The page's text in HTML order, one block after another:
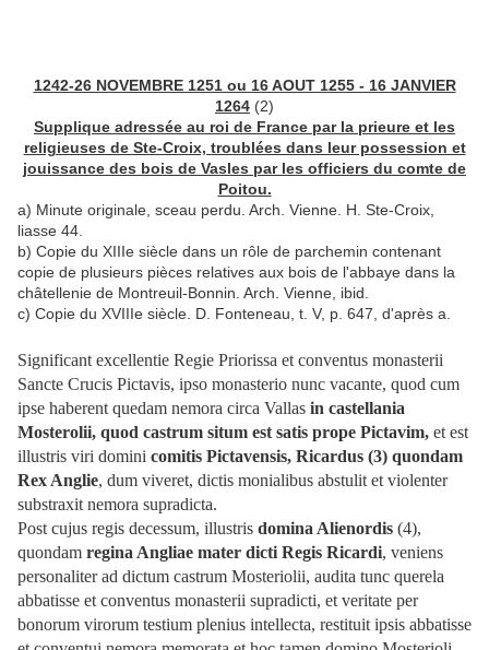
1242-26 NOVEMBRE 1251 ou 16 AOUT 1255 - 16 JANVIER
1264 (2)
Supplique adressée au roi de France par la prieure et les
religieuses de Ste-Croix, troublées dans leur possession et
jouissance des bois de Vasles par les officiers du comte de
Poitou.
a) Minute originale, sceau perdu. Arch. Vienne. H. Ste-Croix,
liasse 44.
b) Copie du XIIIe siècle dans un rôle de parchemin contenant
copie de plusieurs pièces relatives aux bois de l'abbaye dans la
châtellenie de Montreuil-Bonnin. Arch. Vienne, ibid.
c) Copie du XVIIIe siècle. D. Fonteneau, t. V, p. 647, d'après a.
Significant excellentie Regie Priorissa et conventus monasterii
Sancte Crucis Pictavis, ipso monasterio nunc vacante, quod cum
ipse haberent quedam nemora circa Vallas in castellania
Mosterolii, quod castrum situm est satis prope Pictavim, et est
illustris viri domini comitis Pictavensis, Ricardus (3) quondam
Rex Anglie, dum viveret, dictis monialibus abstulit et violenter
substraxit nemora supradicta.
Post cujus regis decessum, illustris domina Alienordis (4),
quondam regina Angliae mater dicti Regis Ricardi, veniens
personaliter ad dictum castrum Mosteriolii, audita tunc querela
abbatisse et conventus monasterii supradicti, et veritate per
bonorum virorum testium plenius intellecta, restituit ipsis abbatisse